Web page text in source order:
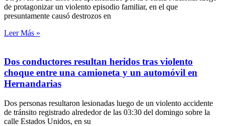
de protagonizar un violento episodio familiar, en el que
presuntamente causó destrozos en
Leer Más »
Dos conductores resultan heridos tras violento
choque entre una camioneta y un automóvil en
Hernandarias
Dos personas resultaron lesionadas luego de un violento accidente
de tránsito registrado alrededor de las 03:30 del domingo sobre la
calle Estados Unidos, en su